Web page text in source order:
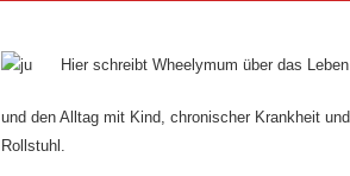
Hier schreibt Wheelymum über das Leben
und den Alltag mit Kind, chronischer Krankheit und
Rollstuhl.